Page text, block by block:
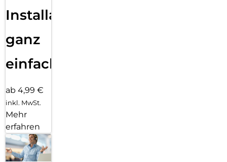
Installation
ganz
einfach
ab 4,99 €
inkl. MwSt.
Mehr
erfahren